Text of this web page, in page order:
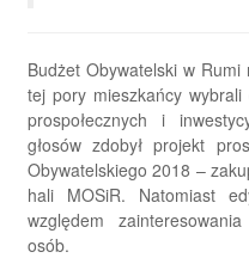
Budżet Obywatelski w
tej pory mieszkańcy
prospołecznych i
głosów zdobył projekt
Obywatelskiego 2018 –
hali MOSiR. Natomiast
względem
osób.